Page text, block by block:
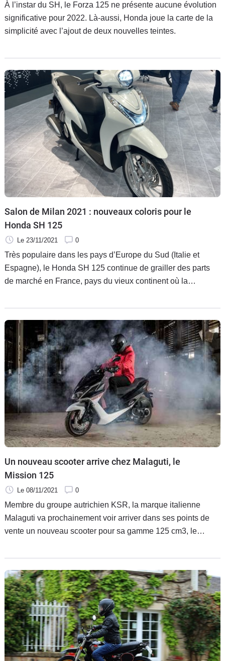
À l’instar du SH, le Forza 125 ne présente aucune évolution
significative pour 2022. Là-aussi, Honda joue la carte de la
simplicité avec l’ajout de deux nouvelles teintes.
Salon de Milan 2021 : nouveaux coloris pour le
Honda SH 125
Le 23/11/2021 0
Très populaire dans les pays d’Europe du Sud (Italie et
Espagne), le Honda SH 125 continue de grailler des parts
de marché en France, pays du vieux continent où la
plus en plus croissante. Le millésime 2022 renforce son
attractivité grâce à l’ajout de deux nouveaux coloris.
Un nouveau scooter arrive chez Malaguti, le
Mission 125
Le 08/11/2021 0
Membre du groupe autrichien KSR, la marque italienne
Malaguti va prochainement voir arriver dans ses points de
vente un nouveau scooter pour sa gamme 125 cm3, le
tout destiné aux déplacements urbains.